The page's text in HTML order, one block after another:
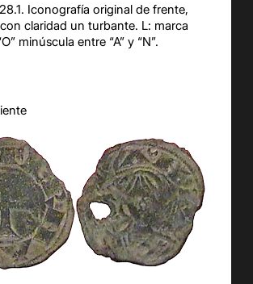
Iconografía original de frente,
claridad un turbante. L: marca
minúscula entre “A” y “N”.